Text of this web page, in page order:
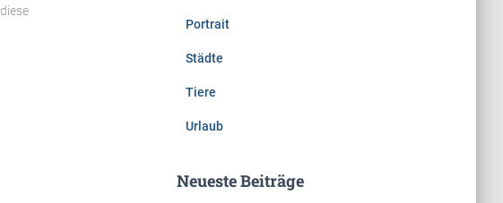
Portrait
Städte
Tiere
Urlaub
Neueste Beiträge